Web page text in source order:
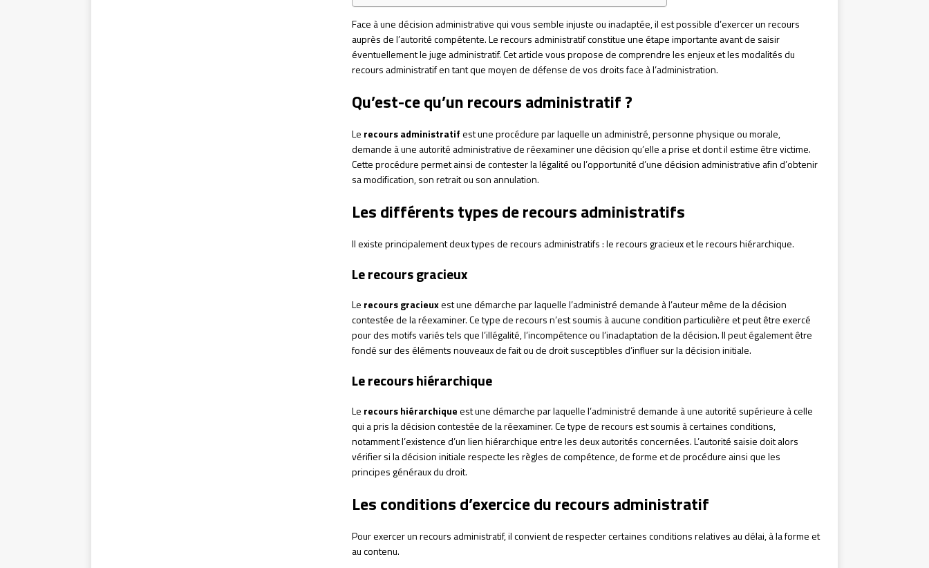
Face à une décision administrative qui vous semble injuste ou inadaptée, il est possible d’exercer un recours
auprès de l’autorité compétente. Le recours administratif constitue une étape importante avant de saisir
éventuellement le juge administratif. Cet article vous propose de comprendre les enjeux et les modalités du
recours administratif en tant que moyen de défense de vos droits face à l’administration.
Qu’est-ce qu’un recours administratif ?
Le recours administratifest une procédure par laquelle un administré, personne physique ou morale,
demande à une autorité administrative de réexaminer une décision qu’elle a prise et dont il estime être victime.
Cette procédure permet ainsi de contester la légalité ou l’opportunité d’une décision administrative afin d’obtenir
sa modification, son retrait ou son annulation.
Les différents types de recours administratifs
Il existe principalement deux types de recours administratifs : le recours gracieux et le recours hiérarchique.
Le recours gracieux
Le recours gracieuxest une démarche par laquelle l’administré demande à l’auteur même de la décision
contestée de la réexaminer. Ce type de recours n’est soumis à aucune condition particulière et peut être exercé
pour des motifs variés tels que l’illégalité, l’incompétence ou l’inadaptation de la décision. Il peut également être
fondé sur des éléments nouveaux de fait ou de droit susceptibles d’influer sur la décision initiale.
Le recours hiérarchique
Le recours hiérarchiqueest une démarche par laquelle l’administré demande à une autorité supérieure à celle
qui a pris la décision contestée de la réexaminer. Ce type de recours est soumis à certaines conditions,
notamment l’existence d’un lien hiérarchique entre les deux autorités concernées. L’autorité saisie doit alors
vérifier si la décision initiale respecte les règles de compétence, de forme et de procédure ainsi que les
principes généraux du droit.
Les conditions d’exercice du recours administratif
Pour exercer un recours administratif, il convient de respecter certaines conditions relatives au délai, à la forme et
au contenu.